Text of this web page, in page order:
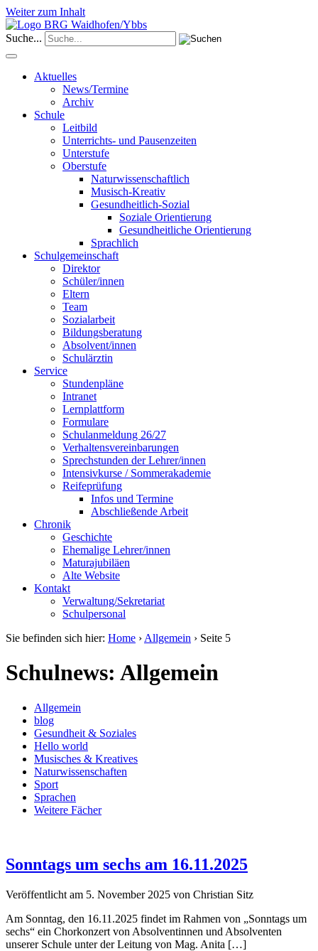
Weiter zum Inhalt
Suche...
Aktuelles
News/Termine
Archiv
Schule
Leitbild
Unterrichts- und Pausenzeiten
Unterstufe
Oberstufe
Naturwissenschaftlich
Musisch-Kreativ
Gesundheitlich-Sozial
Soziale Orientierung
Gesundheitliche Orientierung
Sprachlich
Schulgemeinschaft
Direktor
Schüler/innen
Eltern
Team
Sozialarbeit
Bildungsberatung
Absolvent/innen
Schulärztin
Service
Stundenpläne
Intranet
Lernplattform
Formulare
Schulanmeldung 26/27
Verhaltensvereinbarungen
Sprechstunden der Lehrer/innen
Intensivkurse / Sommerakademie
Reifeprüfung
Infos und Termine
Abschließende Arbeit
Chronik
Geschichte
Ehemalige Lehrer/innen
Maturajubiläen
Alte Website
Kontakt
Verwaltung/Sekretariat
Schulpersonal
Sie befinden sich hier: Home › Allgemein › Seite 5
Schulnews: Allgemein
Allgemein
blog
Gesundheit & Soziales
Hello world
Musisches & Kreatives
Naturwissenschaften
Sport
Sprachen
Weitere Fächer
Sonntags um sechs am 16.11.2025
Veröffentlicht am 5. November 2025 von Christian Sitz
Am Sonntag, den 16.11.2025 findet im Rahmen von „Sonntags um
sechs“ ein Chorkonzert von Absolventinnen und Absolventen
unserer Schule unter der Leitung von Mag. Anita […]